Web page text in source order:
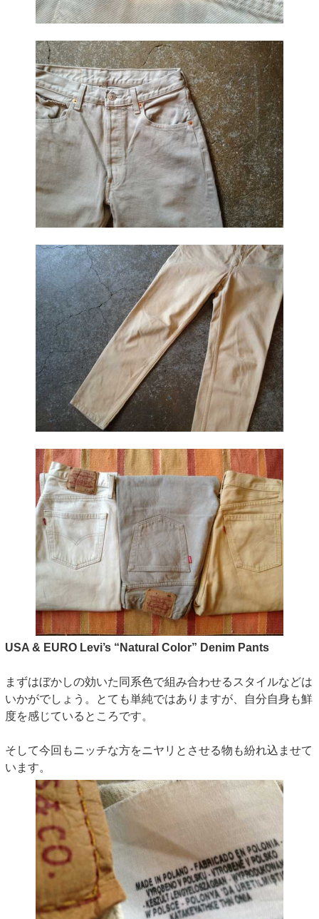
USA & EURO Levi’s “Natural Color” Denim Pants
まずはぼかしの効いた同系色で組み合わせるスタイルなどは
いかがでしょう。とても単純ではありますが、自分自身も鮮
度を感じているところです。
そして今回もニッチな方をニヤリとさせる物も紛れ込ませて
います。